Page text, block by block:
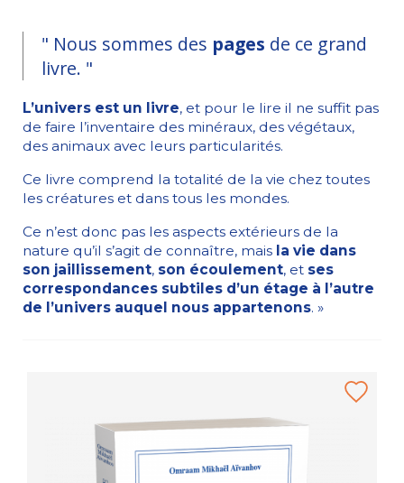
" Nous sommes des pages de ce grand
livre. "
L’univers est un livre, et pour le lire il ne suffit pas
de faire l’inventaire des minéraux, des végétaux,
des animaux avec leurs particularités.
Ce livre comprend la totalité de la vie chez toutes
les créatures et dans tous les mondes.
Ce n’est donc pas les aspects extérieurs de la
nature qu’il s’agit de connaître, mais la vie dans
son jaillissement, son écoulement, et ses
correspondances subtiles d’un étage à l’autre
de l’univers auquel nous appartenons. »